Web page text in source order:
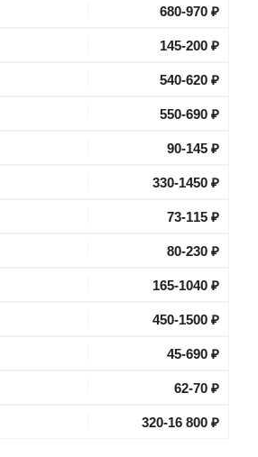
680-970 ₽
145-200 ₽
540-620 ₽
550-690 ₽
90-145 ₽
330-1450 ₽
73-115 ₽
80-230 ₽
165-1040 ₽
450-1500 ₽
45-690 ₽
62-70 ₽
320-16 800 ₽